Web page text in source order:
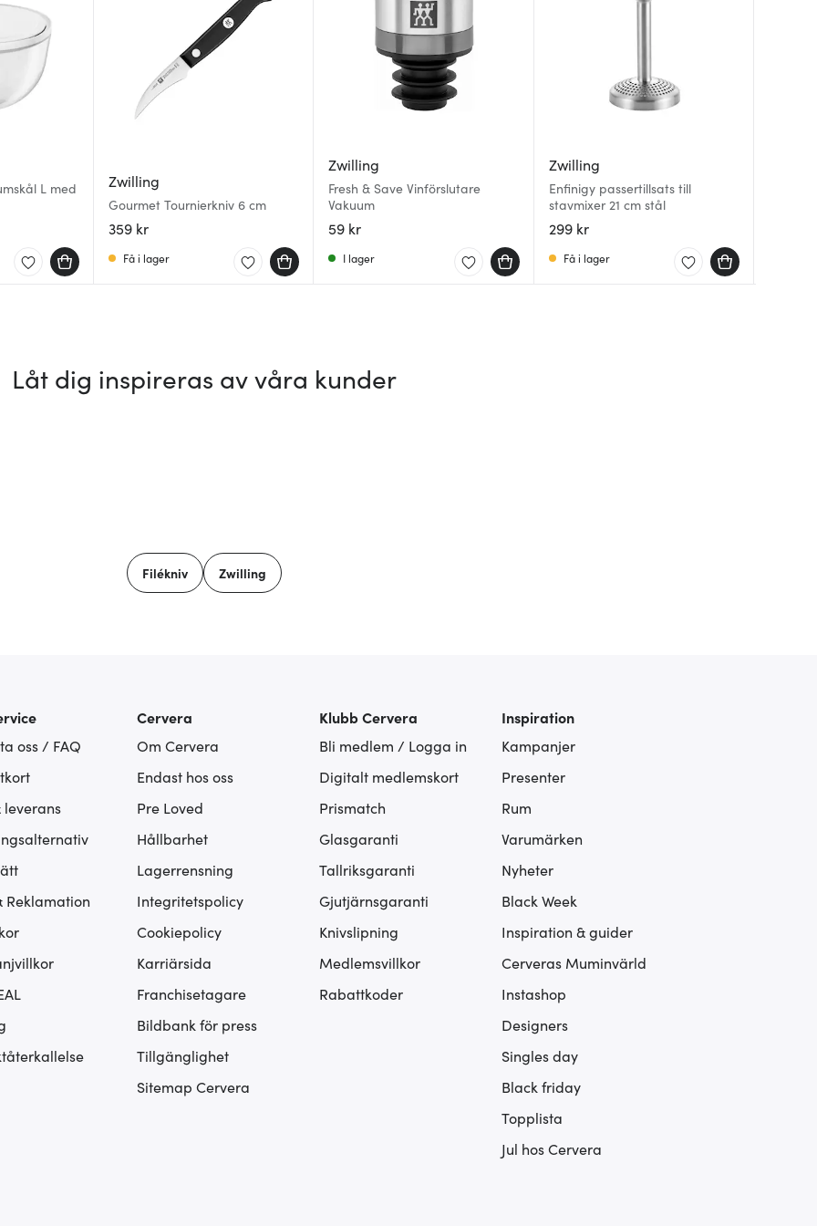
L med Zwilling
Gourmet Tournierkniv 6 cm
359 kr
Få i lager
Zwilling
Fresh & Save Vinförslutare
Vakuum
59 kr
I lager
Zwilling
Enfinigy passertillsats till
stavmixer 21 cm stål
299 kr
Få i lager
Låt dig inspireras av våra kunder
Filékniv Zwilling
oss / FAQ
leverans
Reklamation
Cervera
Om Cervera
Endast hos oss
Pre Loved
Hållbarhet
Lagerrensning
Integritetspolicy
Cookiepolicy
Karriärsida
Franchisetagare
Bildbank för press
Tillgänglighet
Sitemap Cervera
Klubb Cervera
Bli medlem / Logga in
Digitalt medlemskort
Prismatch
Glasgaranti
Tallriksgaranti
Gjutjärnsgaranti
Knivslipning
Medlemsvillkor
Rabattkoder
Inspiration
Kampanjer
Presenter
Rum
Varumärken
Nyheter
Black Week
Inspiration & guider
Cerveras Muminvärld
Instashop
Designers
Singles day
Black friday
Topplista
Jul hos Cervera